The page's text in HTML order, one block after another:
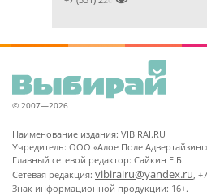
© 2007—2026
Наименование издания: VIBIRAI.RU
Учредитель: ООО «Алое Поле
Главный сетевой редактор: Сайкин Е.Б.
Сетевая редакция: vibirairu@yandex.ru,
Знак информационной продукции: 16+.